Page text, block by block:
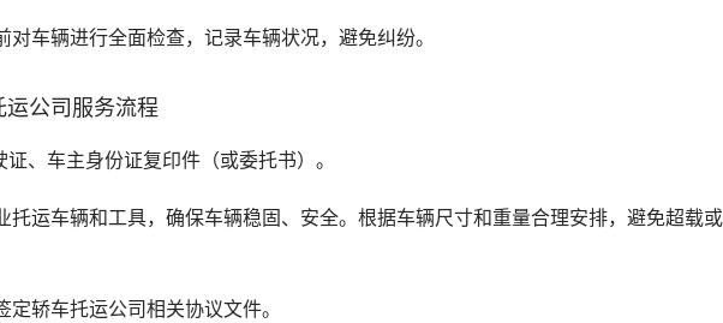
车辆进行全面检查，记录车辆状况，避免纠纷。
公司服务流程
、车主身份证复印件（或委托书）。
托运车辆和工具，确保车辆稳固、安全。根据车辆尺寸和重量合理安排，避免超载
轿车托运公司相关协议文件。